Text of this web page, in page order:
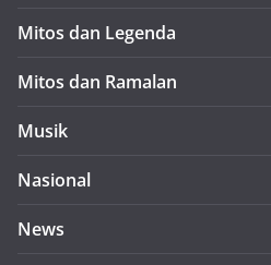
Mitos dan Legenda
Mitos dan Ramalan
Musik
Nasional
News